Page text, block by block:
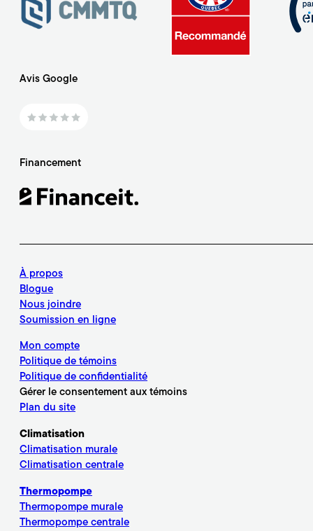
Avis Google
Financement
À propos
Blogue
Nous joindre
Soumission en ligne
Mon compte
Politique de témoins
Politique de confidentialité
Gérer le consentement aux témoins
Plan du site
Climatisation
Climatisation murale
Climatisation centrale
Thermopompe
Thermopompe murale
Thermopompe centrale